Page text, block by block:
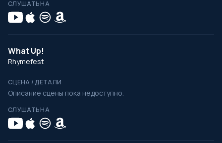
СЛУШАТЬ НА
What Up!
Rhymefest
СЦЕНА / ДЕТАЛИ
Описание сцены пока недоступно.
СЛУШАТЬ НА